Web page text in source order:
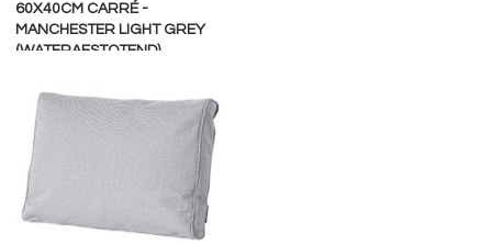
60X40CM CARRÉ -
MANCHESTER LIGHT GREY
(WATERAFSTOTEND)